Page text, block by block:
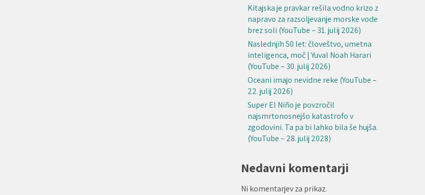
Kitajska je pravkar rešila vodno krizo z
napravo za razsoljevanje morske vode
brez soli (YouTube – 31. julij 2026)
Naslednjih 50 let: človeštvo, umetna
inteligenca, moč | Yuval Noah Harari
(YouTube – 30. julij 2026)
Oceani imajo nevidne reke (YouTube –
22. julij 2026)
Super El Niño je povzročil
najsmrtonosnejšo katastrofo v
zgodovini. Ta pa bi lahko bila še hujša.
(YouTube – 28. julij 2028)
Nedavni komentarji
Ni komentarjev za prikaz.